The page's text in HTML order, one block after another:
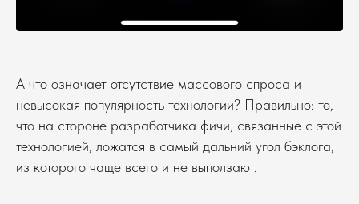
А что означает отсутствие массового спроса и
невысокая популярность технологии? Правильно: то,
что на стороне разработчика фичи, связанные с этой
технологией, ложатся в самый дальний угол бэклога,
из которого чаще всего и не выползают.